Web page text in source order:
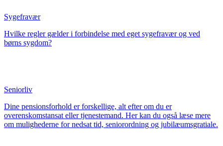
Sygefravær
Hvilke regler gælder i forbindelse med eget sygefravær og ved
børns sygdom?
Seniorliv
Dine pensionsforhold er forskellige, alt efter om du er
overenskomstansat eller tjenestemand. Her kan du også læse mere
om mulighederne for nedsat tid, seniorordning og jubilæumsgratiale.